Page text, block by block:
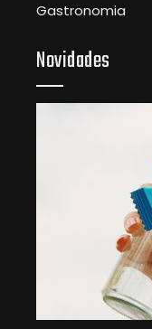
Gastronomia
Novidades